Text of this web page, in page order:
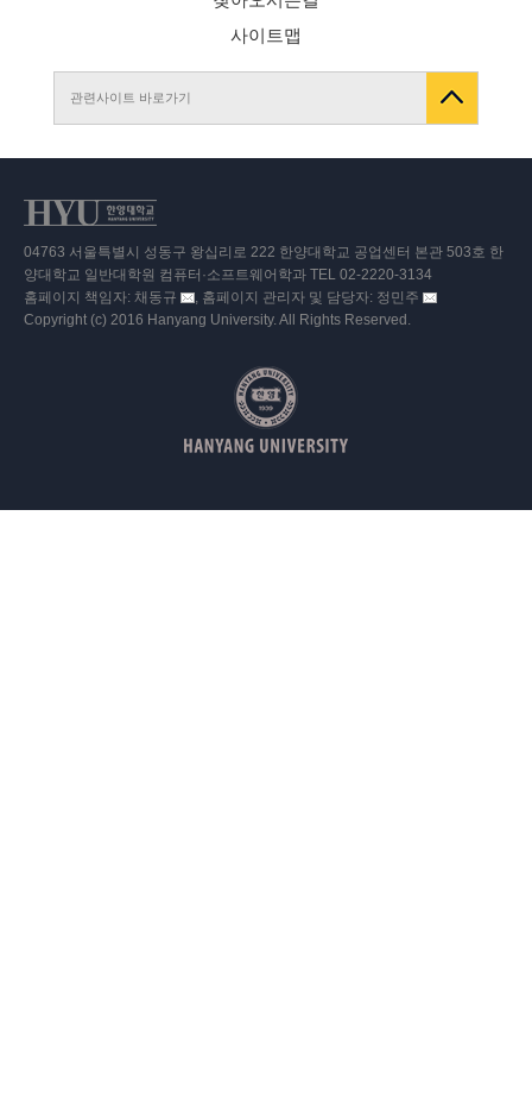
사이트맵
04763 서울특별시 성동구 왕십리로 222 한양대학교 공업센터 본관 503호 한
양대학교 일반대학원 컴퓨터·소프트웨어학과 TEL 02-2220-3134
홈페이지 책임자: 채동규 이
메
, 홈페이지 관리자 및 담당자: 정민주 이
Copyright (c) 2016 Hanyang University. All Rights Reserved.
관련사이트 바로가기